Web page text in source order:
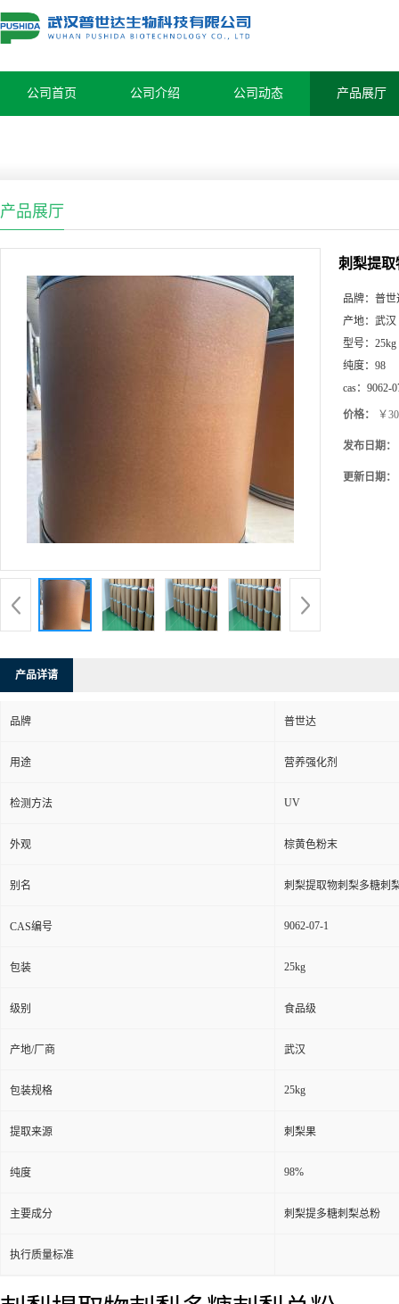
公司首页 公司介绍 公司动态 产品展厅
产品展厅
刺梨提取
品牌： 普世
产地： 武汉
型号： 25kg
纯度： 98
cas： 9062-
价格： ￥
发布日期：
更新日期：
产品详请
品牌 普世达
用途 营养强化剂
检测方法 UV
外观 棕黄色粉末
别名 刺梨提取物刺梨多糖刺
CAS编号 9062-07-1
包装 25kg
级别 食品级
产地/厂商 武汉
包装规格 25kg
提取来源 刺梨果
纯度 98%
主要成分 刺梨提多糖刺梨总粉
执行质量标准